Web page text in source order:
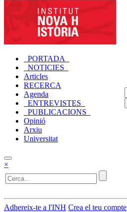
_PORTADA_
_NOTICIES_
Articles
RECERCA
Agenda
_ENTREVISTES_
_PUBLICACIONS_
Opinió
Arxiu
Universitat
×
Adhereix-te a l'INH Crea el teu compte